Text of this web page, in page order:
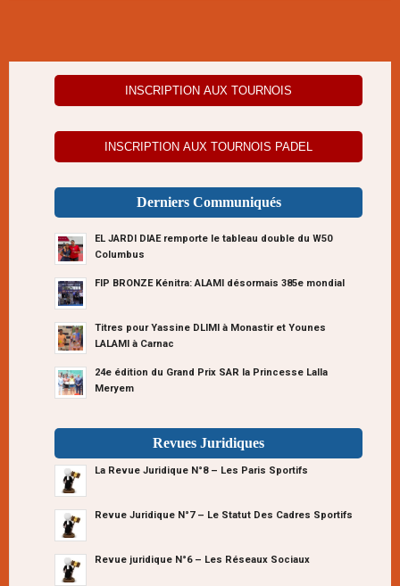
INSCRIPTION AUX TOURNOIS
INSCRIPTION AUX TOURNOIS PADEL
Derniers Communiqués
EL JARDI DIAE remporte le tableau double du W50
Columbus
FIP BRONZE Kénitra: ALAMI désormais 385e mondial
Titres pour Yassine DLIMI à Monastir et Younes
LALAMI à Carnac
24e édition du Grand Prix SAR la Princesse Lalla
Meryem
Revues Juridiques
La Revue Juridique N°8 – Les Paris Sportifs
Revue Juridique N°7 – Le Statut Des Cadres Sportifs
Revue juridique N°6 – Les Réseaux Sociaux